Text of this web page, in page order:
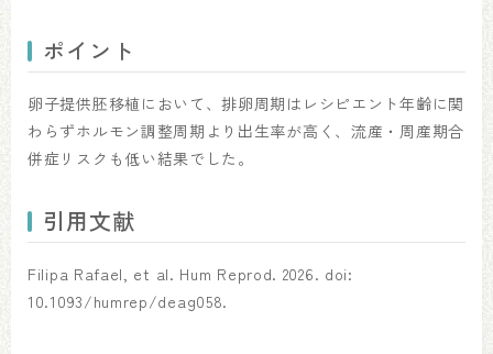
ポイント
卵子提供胚移植において、排卵周期はレシピエント年齢に関
わらずホルモン調整周期より出生率が高く、流産・周産期合
併症リスクも低い結果でした。
引用文献
Filipa Rafael, et al. Hum Reprod. 2026. doi:
10.1093/humrep/deag058.